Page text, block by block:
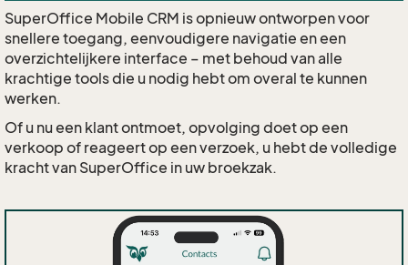
SuperOffice Mobile CRM is opnieuw ontworpen voor
snellere toegang, eenvoudigere navigatie en een
overzichtelijkere interface – met behoud van alle
krachtige tools die u nodig hebt om overal te kunnen
werken.
Of u nu een klant ontmoet, opvolging doet op een
verkoop of reageert op een verzoek, u hebt de volledige
kracht van SuperOffice in uw broekzak.